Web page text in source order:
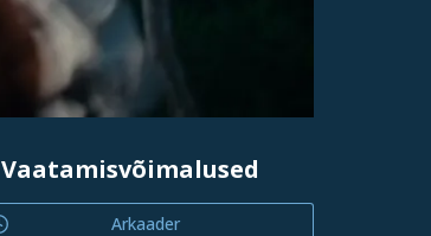
Vaatamisvõimalused
Arkaader